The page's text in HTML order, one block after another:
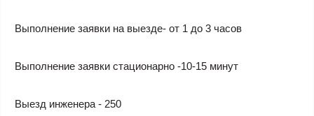
Выполнение заявки на выезде- от 1 до 3 часов
Выполнение заявки стационарно -10-15 минут
Выезд инженера - 250